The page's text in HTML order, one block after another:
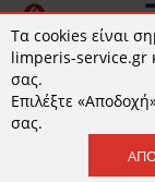
© 2026 limperis-
Τα cookies είναι
limperis-service.gr
σας.
Επιλέξτε
σας.